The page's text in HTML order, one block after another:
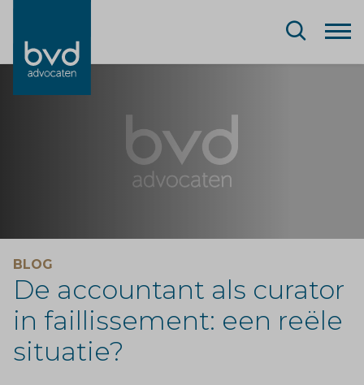
BLOG
De accountant als curator
in faillissement: een reële
situatie?